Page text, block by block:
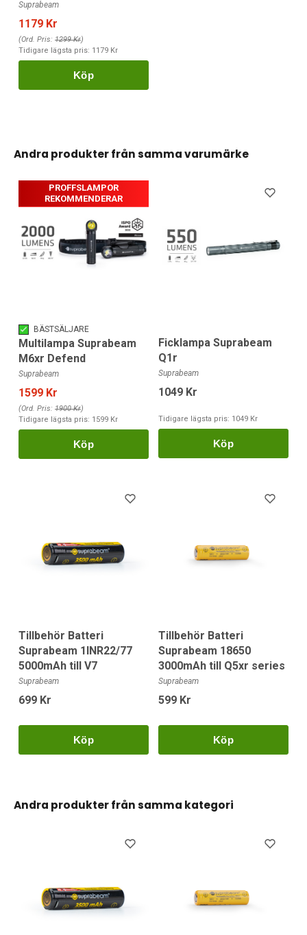
Suprabeam
1179 Kr
(Ord. Pris: 1299 Kr)
Tidigare lägsta pris: 1179 Kr
Köp
Andra produkter från samma varumärke
BÄSTSÄLJARE
PROFFSLAMPOR
REKOMMENDERAR
Multilampa Suprabeam
M6xr Defend
Suprabeam
1599 Kr
(Ord. Pris: 1900 Kr)
Tidigare lägsta pris: 1599 Kr
Köp
Ficklampa Suprabeam
Q1r
Suprabeam
1049 Kr
Tidigare lägsta pris: 1049 Kr
Köp
Tillbehör Batteri
Suprabeam 1INR22/77
5000mAh till V7
Suprabeam
699 Kr
Köp
Tillbehör Batteri
Suprabeam 18650
3000mAh till Q5xr series
Suprabeam
599 Kr
Köp
Andra produkter från samma kategori